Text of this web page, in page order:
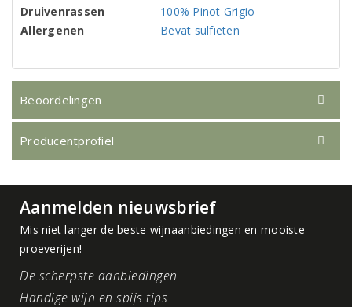
Druivenrassen
100% Pinot Grigio
Allergenen
Bevat sulfieten
Beoordelingen
Producentprofiel
Aanmelden nieuwsbrief
Mis niet langer de beste wijnaanbiedingen en mooiste
proeverijen!
De scherpste aanbiedingen
Handige wijn en spijs tips